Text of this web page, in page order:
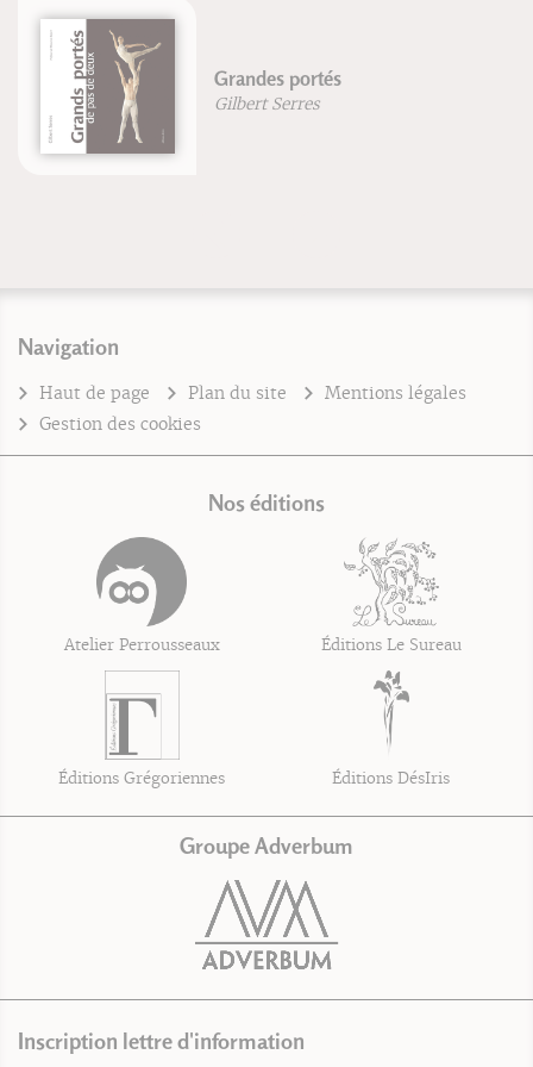
Grandes portés
Gilbert Serres
Navigation
Haut de page Plan du site
Mentions légales
Gestion des cookies
Nos éditions
Atelier Perrousseaux Éditions Le Sureau
Éditions Grégoriennes Éditions DésIris
Groupe Adverbum
Inscription lettre d'information